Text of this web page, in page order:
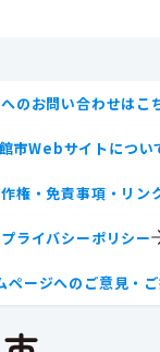
のお問い合わせはこ
市Webサイトについ
権・免責事項・リン
プライバシーポリシー
ページへのご意見・